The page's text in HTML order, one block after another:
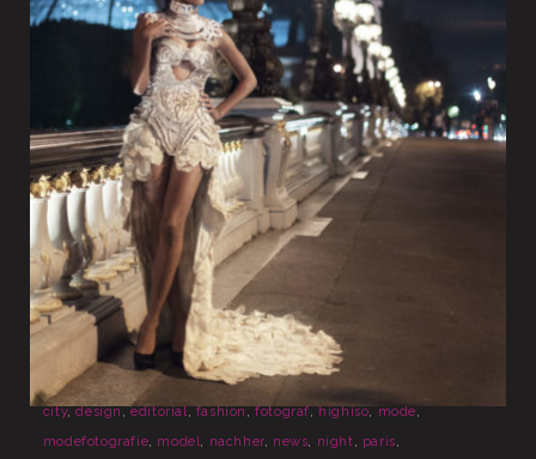
Posted in
MORE STUFF - Beiträge
Tagged50mm 5dmarkii,art,beauty ,
city,design ,editorial, fashion ,fotograf, highiso, mode,
modefotografie, model, nachher, news, night, paris,